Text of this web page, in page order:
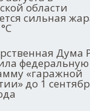
области
сильная
Дума
федеральную
«гаражной
до 1